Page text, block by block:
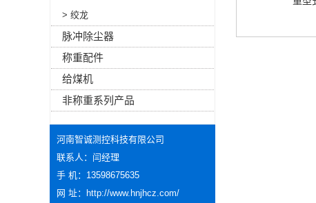
> 绞龙
脉冲除尘器
称重配件
给煤机
非称重系列产品
河南智诚测控科技有限公司
联系人：闫经理
手 机：13598675635
网 址：
http://www.hnjhcz.com/